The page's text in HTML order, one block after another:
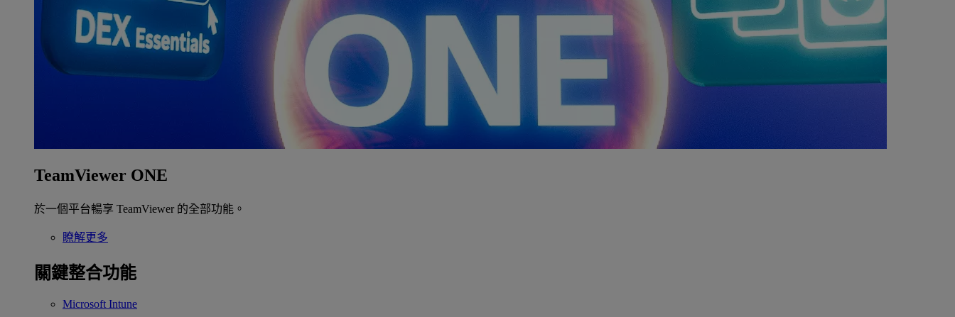
TeamViewer ONE
於一個平台暢享 TeamViewer 的全部功能。
瞭解更多
關鍵整合功能
Microsoft Intune